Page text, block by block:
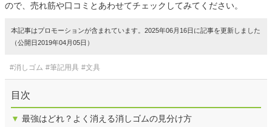
ので、売れ筋や口コミとあわせてチェックしてみてください。
本記事はプロモーションが含まれています。2025年06月16日に記事を更新しました
（公開日2019年04月05日）
#消しゴム #筆記用具 #文具
目次
▼ 最強はどれ？よく消える消しゴムの見分け方